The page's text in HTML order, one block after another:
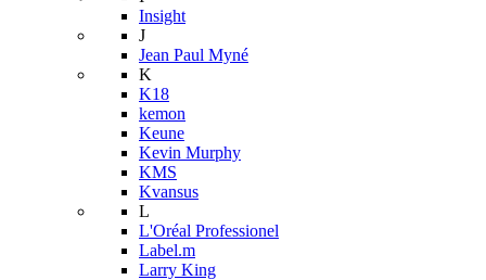
Insight
J
Jean Paul Myné
K
K18
kemon
Keune
Kevin Murphy
KMS
Kvansus
L
L'Oréal Professionel
Label.m
Larry King